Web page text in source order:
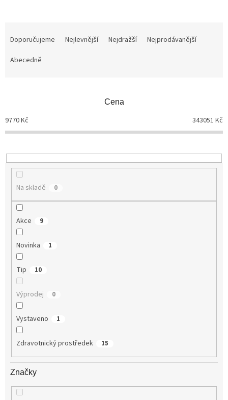
o
d
k
t
Doporučujeme Nejlevnější Nejdražší
Nejprodávanější
Abecedně
Cena
9770Kč 343051 Kč
Na skladě 0
Akce 9
Novinka 1
Tip 10
Výprodej 0
Vystaveno 1
Zdravotnický prostředek 15
Značky